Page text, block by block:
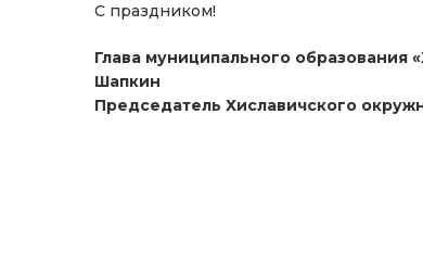
С праздником!
Глава муниципального образования
Шапкин
Председатель Хиславичского